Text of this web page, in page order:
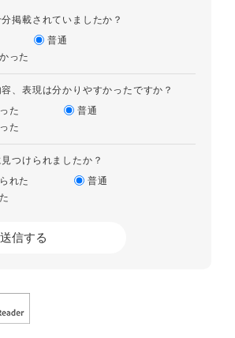
掲載されていましたか？
普通
った
、表現は分かりやすかったですか？
た
普通
た
つけられましたか？
れた
普通